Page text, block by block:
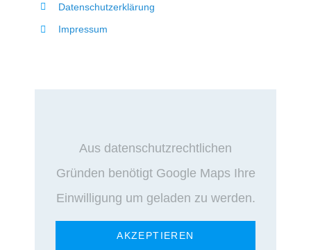
Datenschutzerklärung
Impressum
Aus datenschutzrechtlichen
Gründen benötigt Google Maps Ihre
Einwilligung um geladen zu werden.
AKZEPTIEREN